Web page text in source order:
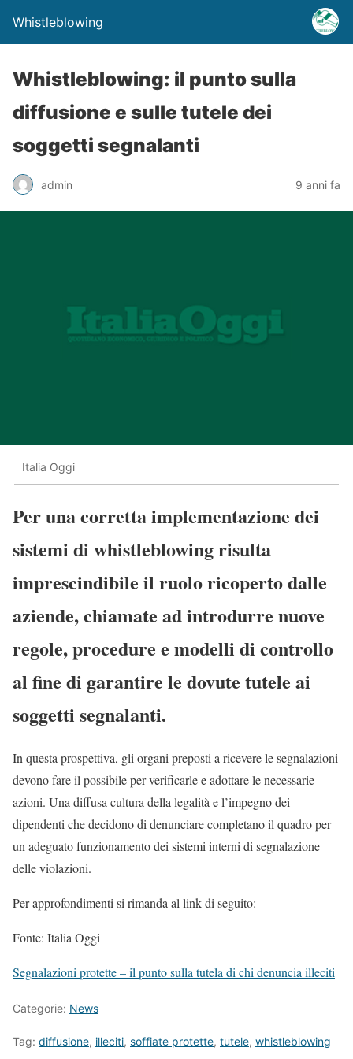
Whistleblowing
Whistleblowing: il punto sulla
diffusione e sulle tutele dei
soggetti segnalanti
admin 9 anni fa
Italia Oggi
Per una corretta implementazione dei
sistemi di whistleblowingrisulta
imprescindibile il ruolo ricoperto dalle
aziende, chiamate ad introdurre nuove
regole, procedure e modelli di controllo
al fine di garantire le dovute tutele ai
soggetti segnalanti.
In questa prospettiva, gli organi preposti a ricevere le segnalazioni
devono fare il possibile per verificarle e adottare le necessarie
azioni. Una diffusa cultura della legalità e l’impegno dei
dipendenti che decidono di denunciare completano il quadro per
un adeguato funzionamento dei sistemi interni di segnalazione
delle violazioni.
Per approfondimenti si rimanda al link di seguito:
Fonte: Italia Oggi
Segnalazioni protette – il punto sulla tutela di chi denuncia illeciti
Categorie: News
Tag: diffusione, illeciti, soffiate protette, tutele, whistleblowing